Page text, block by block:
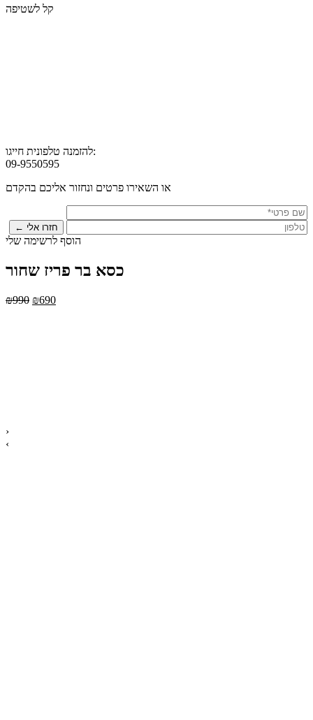
קל לשטיפה
להזמנה טלפונית חייגו:
09-9550595
או השאירו פרטים ונחזור אליכם בהקדם
הוסף לרשימה שלי
כסא בר פריז שחור
₪990 ₪690
›
‹